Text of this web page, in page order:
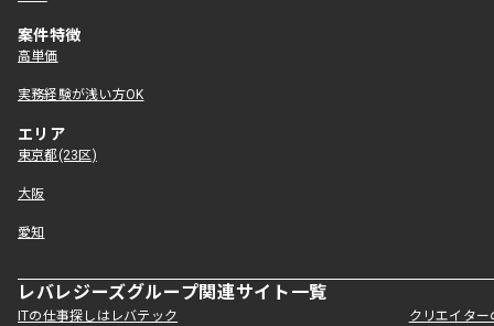
案件特徴
高単価
実務経験が浅い方OK
エリア
東京都(23区)
大阪
愛知
レバレジーズグループ関連サイト一覧
ITの仕事探しはレバテック クリエイタ